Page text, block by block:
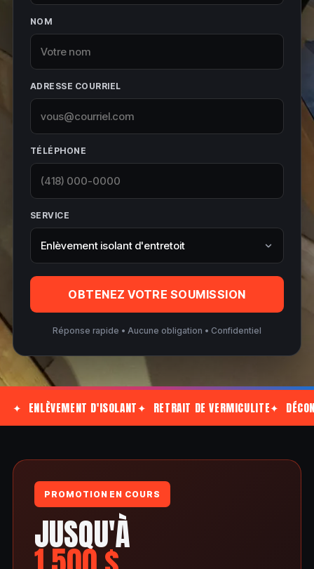
NOM
ADRESSE COURRIEL
TÉLÉPHONE
SERVICE
OBTENEZ VOTRE SOUMISSION
Réponse rapide • Aucune obligation • Confidentiel
✦ ENLÈVEMENT D'ISOLANT✦ RETRAIT DE VERMICULITE✦
PROMOTION EN COURS
JUSQU'À